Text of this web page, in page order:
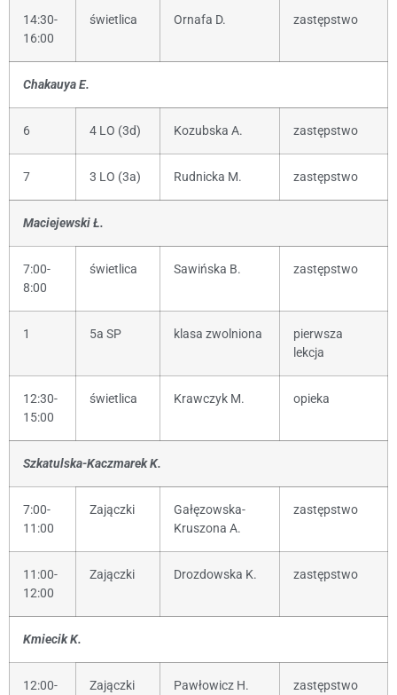
14:30-
16:00
świetlica Ornafa D. zastępstwo
Chakauya E.
6 4 LO (3d) Kozubska A. zastępstwo
7 3 LO (3a) Rudnicka M. zastępstwo
Maciejewski Ł.
7:00-
8:00
świetlica Sawińska B. zastępstwo
1 5a SP klasa zwolniona
pierwsza
lekcja
12:30-
15:00
świetlica Krawczyk M. opieka
Szkatulska-Kaczmarek K.
7:00-
11:00
Zajączki
Gałęzowska-
Kruszona A.
zastępstwo
11:00-
12:00
Zajączki Drozdowska K. zastępstwo
Kmiecik K.
12:00-
Zajączki Pawłowicz H. zastępstwo